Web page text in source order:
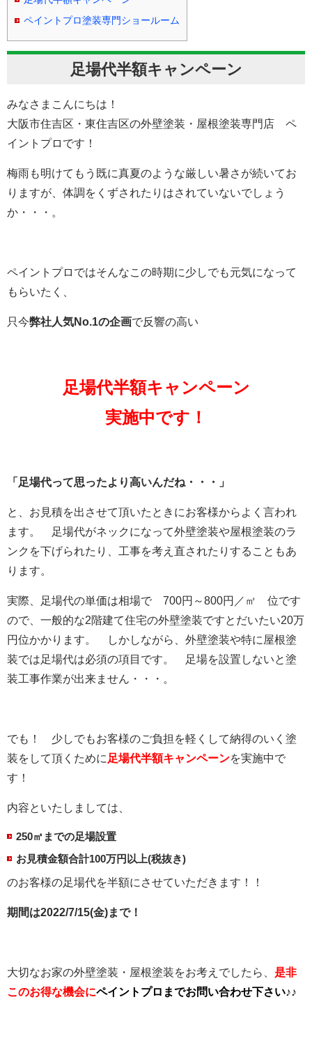
ペイントプロ塗装専門ショールーム
足場代半額キャンペーン
みなさまこんにちは！
大阪市住吉区・東住吉区の外壁塗装・屋根塗装専門店 ペ
イントプロです！
梅雨も明けてもう既に真夏のような厳しい暑さが続いてお
りますが、体調をくずされたりはされていないでしょう
か・・・。
ペイントプロではそんなこの時期に少しでも元気になって
もらいたく、
只今弊社人気No.1の企画で反響の高い
足場代半額キャンペーン
実施中です！
「足場代って思ったより高いんだね・・・」
と、お見積を出させて頂いたときにお客様からよく言われ
ます。 足場代がネックになって外壁塗装や屋根塗装のラ
ンクを下げられたり、工事を考え直されたりすることもあ
ります。
実際、足場代の単価は相場で 700円～800円／㎡ 位です
ので、 一般的な2階建て住宅の外壁塗装ですとだいたい20万
円位かかります。 しかしながら、外壁塗装や特に屋根塗
装では足場代は必須の項目です。 足場を設置しないと塗
装工事作業が出来ません・・・。
でも！ 少しでもお客様のご負担を軽くして納得のいく塗
装をして頂くために 足場代半額キャンペーンを実施中で
す！
内容といたしましては、
250㎡までの足場設置
お見積金額合計100万円以上(税抜き)
のお客様の足場代を半額にさせていただきます！！
期間は2022/7/15(金)まで！
大切なお家の外壁塗装・屋根塗装をお考えでしたら、 是非
このお得な機会にペイントプロまでお問い合わせ下さい♪♪